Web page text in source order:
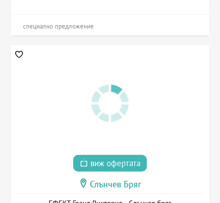
специално предложение
виж офертата
Слънчев Бряг